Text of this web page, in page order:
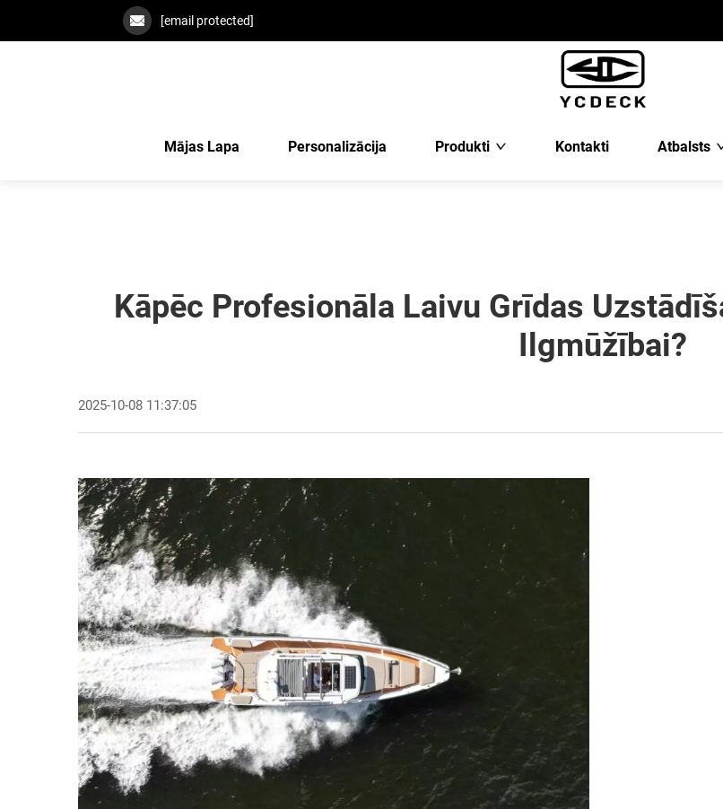
[email protected]
Mājas Lapa Personalizācija Produkti Kontakti Atbalsts
Kāpēc Profesionāla Laivu Grīdas
Ilgmūžībai?
2025-10-08 11:37:05